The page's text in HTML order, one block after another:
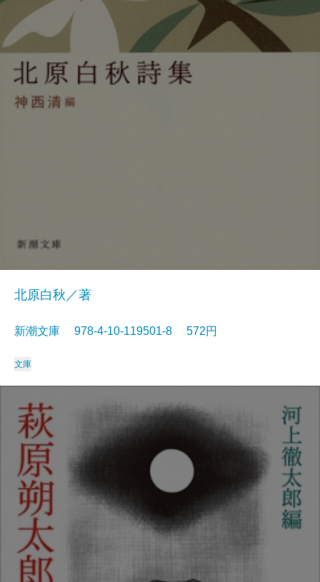
北原白秋／著
新潮文庫 978-4-10-119501-8 572円
文庫